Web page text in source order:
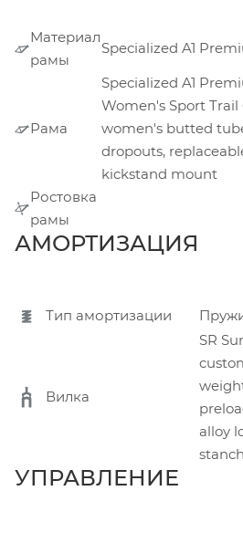
Материал
рамы
Specialized A1
Рама
Specialized A1
Women's Sport Trail
women's butted
dropouts,
kickstand mount
Ростовка
рамы
АМОРТИЗАЦИЯ
Тип амортизации
Вилка
SR
alloy
УПРАВЛЕНИЕ